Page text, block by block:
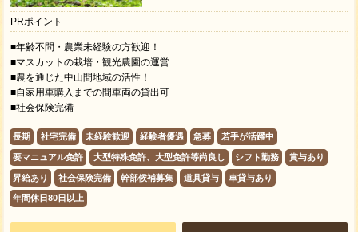
PRポイント
■年齢不問・農業未経験の方歓迎！
■マスカットの栽培・観光農園の運営
■農を通じた中山間地域の活性！
■自家用車購入までの間車両の貸出可
■社会保険完備
長期 社宅完備 未経験歓迎 経験者優遇 急募 若手が活躍中
要マニュアル免許 大型特殊免許、大型免許等尚良し シフト勤務 賞与あり
昇給あり 社会保険完備 幹部候補募集 道具貸与 車貸与あり
年間休日80日以上